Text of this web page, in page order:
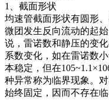
1、截面形状
均速管截面形状有圆形
微团发生反向流动的起
说，雷诺数和静压的变
系数变化，如在雷诺数
本稳定，但在
种异常称为临界现象。
始终固定，因而不存在临